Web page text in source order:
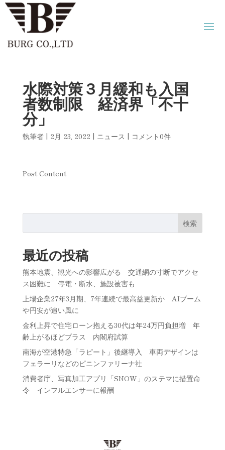
水際対策３月緩和も入国
者数制限 経済界「不十
分」
執筆者 | 2月 23, 2022 | ニュース | コメント0件
Post Content
検索
最近の投稿
熊本地震、観光への影響広がる 交通網の寸断でアクセ
ス困難に 停電・断水、施設被害も
上場企業27年3月期、7年連続で最高益更新か AIブーム
や円安が追い風に
金利上昇で住宅ローン抱える30代は年24万円負担増 年
齢上がるほどプラス 内閣府試算
南海が空港特急「ラピート」後継導入 車両デザインは
フェラーリなどのピニンファリーナ社
消費者庁、写真加工アプリ「SNOW」のステマに措置命
令 インフルエンサーに報酬